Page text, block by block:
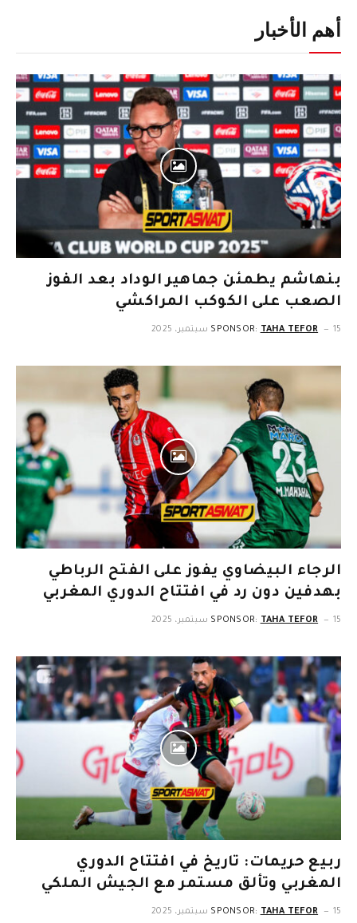
أهم الأخبار
بنهاشم يطمئن جماهير الوداد بعد الفوز
الصعب على الكوكب المراكشي
SPONSOR: TAHA TEFOR 15 سبتمبر، 2025
الرجاء البيضاوي يفوز على الفتح الرباطي
بهدفين دون رد في افتتاح الدوري المغربي
SPONSOR: TAHA TEFOR 15 سبتمبر، 2025
ربيع حريمات: تاريخ في افتتاح الدوري
المغربي وتألق مستمر مع الجيش الملكي
SPONSOR: TAHA TEFOR 15 سبتمبر، 2025